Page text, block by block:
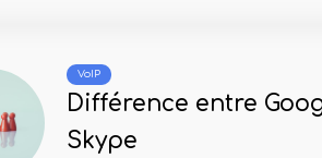
VoIP
Différence entre
Skype